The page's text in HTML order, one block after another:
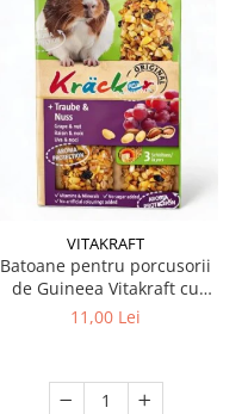
VITAKRAFT
Batoane pentru porcusorii
de Guineea Vitakraft cu
struguri & nuci 2 buc
11,00 Lei